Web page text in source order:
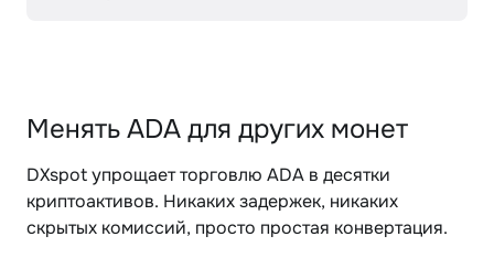
Менять ADA для других монет
DXspot упрощает торговлю ADA в десятки
криптоактивов. Никаких задержек, никаких
скрытых комиссий, просто простая конвертация.